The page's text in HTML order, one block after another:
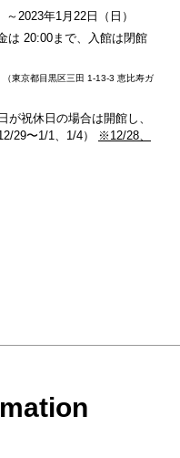
2023年1月22日（日）
は 20:00まで、入館は閉館
（東京都目黒区三田 1-13-3 恵比寿ガ
が祝休日の場合は開館し、
29〜1/1、1/4）
※12/28、